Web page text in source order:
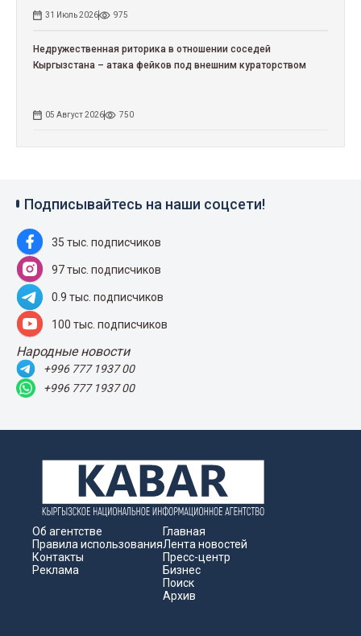
31 Июль 2026 975
Недружественная риторика в отношении соседей
Кыргызстана – атака фейков под внешним кураторством
05 Август 2026 750
Подписывайтесь на наши соцсети!
35 тыс. подписчиков
97 тыс. подписчиков
0.9 тыс. подписчиков
100 тыс. подписчиков
Народные новости
+996 777 1937 00
+996 777 1937 00
Об агентстве
Правила использования
Контакты
Реклама
Главная
Лента новостей
Пресс-центр
Бизнес
Поиск
Архив